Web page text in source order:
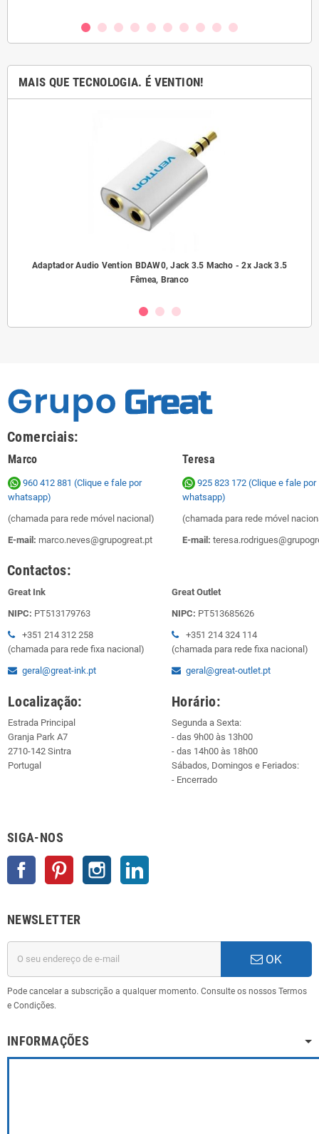
MAIS QUE TECNOLOGIA. É VENTION!
Adaptador Audio Vention BDAW0, Jack 3.5 Macho - 2x Jack 3.5
Fêmea, Branco
Comerciais:
Marco Teresa
960 412 881 (Clique e fale por
whatsapp)
(chamada para rede móvel nacional)
E-mail: marco.neves@grupogreat.pt
925 823 172 (Clique e fale por
whatsapp)
(chamada para rede móvel
E-mail:
Contactos:
Great Ink
NIPC: PT513179763
+351 214 312 258
(chamada para rede fixa nacional)
geral@great-ink.pt
Great Outlet
NIPC: PT513685626
+351 214 324 114
(chamada para rede fixa nacional)
geral@great-outlet.pt
Localização:
Estrada Principal
Granja Park A7
2710-142 Sintra
Portugal
Horário:
Segunda a Sexta:
- das 9h00 às 13h00
- das 14h00 às 18h00
Sábados, Domingos e Feriados:
- Encerrado
SIGA-NOS
Facebook Pinterest Instagram
NEWSLETTER
OK
Pode cancelar a subscrição a qualquer momento. Consulte os nossos Termos
e Condições.
INFORMAÇÕES